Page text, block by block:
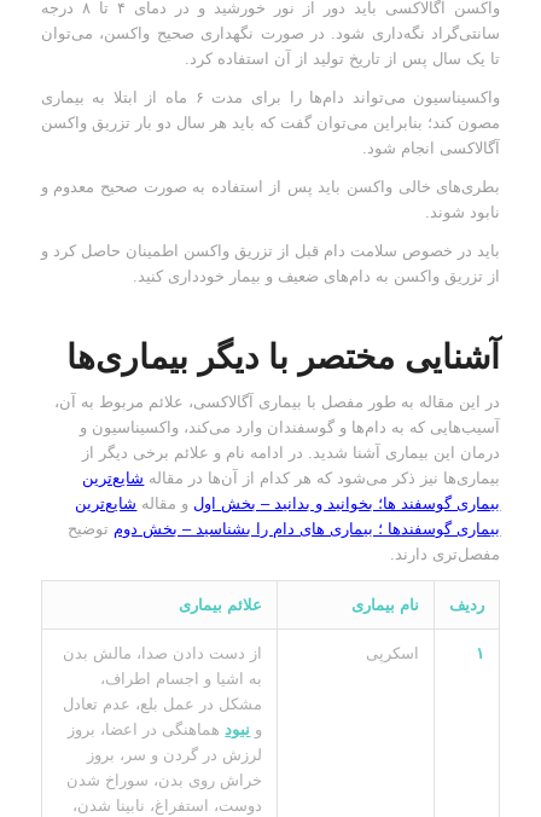
واکسن آگالاکسی باید دور از نور خورشید و در دمای ۴ تا ۸ درجه
سانتی‌گراد نگه‌داری شود. در صورت نگهداری صحیح واکسن، می‌توان
تا یک سال پس از تاریخ تولید از آن استفاده کرد.
واکسیناسیون می‌تواند دام‌ها را برای مدت ۶ ماه از ابتلا به بیماری
مصون کند؛ بنابراین می‌توان گفت که باید هر سال دو بار تزریق واکسن
آگالاکسی انجام شود.
بطری‌های خالی واکسن باید پس از استفاده به صورت صحیح معدوم و
نابود شوند.
باید در خصوص سلامت دام قبل از تزریق واکسن اطمینان حاصل کرد و
از تزریق واکسن به دام‌های ضعیف و بیمار خودداری کنید.
آشنایی مختصر با دیگر بیماری‌ها
در این مقاله به طور مفصل با بیماری آگالاکسی، علائم مربوط به آن،
آسیب‌هایی که به دام‌ها و گوسفندان وارد می‌کند، واکسیناسیون و
درمان این بیماری آشنا شدید. در ادامه نام و علائم برخی دیگر از
بیماری‌ها نیز ذکر می‌شود که هر کدام از آن‌ها در مقاله شایع‌ترین
بیماری گوسفند ها؛ بخوانید و بدانید – بخش اول و مقاله شایع‌ترین
بیماری گوسفندها ؛ بیماری های دام را بشناسید – بخش دوم توضیح
مفصل‌تری دارند.
ردیف نام بیماری علائم بیماری
۱ اسکرپی
از دست دادن صدا، مالش بدن
به اشیا و اجسام اطراف،
مشکل در عمل بلع، عدم تعادل
و نبودهماهنگی در اعضا، بروز
لرزش در گردن و سر، بروز
خراش روی بدن، سوراخ شدن
دوست، استفراغ، نابینا شدن،